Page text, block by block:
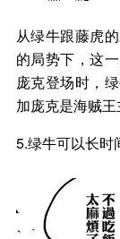
从绿牛跟藤虎
的局势下，这
庞克登场时，
加庞克是海贼王
5.绿牛可以长时